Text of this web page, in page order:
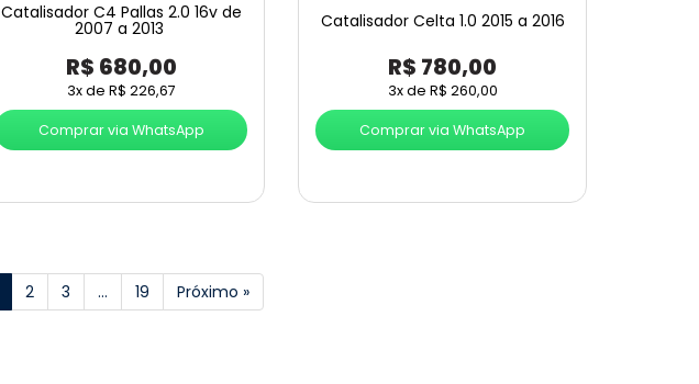
Catalisador C4 Pallas 2.0 16v de
2007 a 2013
R$ 680,00
3x de R$ 226,67
Comprar via WhatsApp
Catalisador Celta 1.0 2015 a 2016
R$ 780,00
3x de R$ 260,00
Comprar via WhatsApp
2 3 … 19 Próximo »